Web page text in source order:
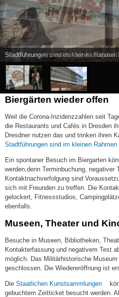
Stadtführung Architektur am Kulturpalst
Biergärten wieder offen
Weil die Corona-Inzidenzzahlen seit
die Restaurants und Cafés in Dresden
Dresdner nutzen das und trinken ihren
Stadtführungen sind im kleinen Rahmen
Ein spontaner Besuch im Biergarten
werden,denn Terminbuchung, negativer
Kontaktnachverfolgung sind
sich mit Freunden zu treffen. Die
gelockert, Fitnessstudios,
ebenfalls.
Museen, Theater und
Besuche in Museen, Bibliotheken,
Kontakterfassung und negativem Test
möglich. Das Militärhistorische
geschlossen. Die Wiedereröffnung ist
Die Staatlichen Kunstsammlungen(link
is
gebuchtem Zeitticket besucht werden.